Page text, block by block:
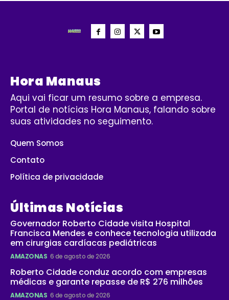
Hora Manaus
Aqui vai ficar um resumo sobre a empresa.
Portal de notícias Hora Manaus, falando sobre
suas atividades no seguimento.
Quem Somos
Contato
Política de privacidade
Últimas Notícias
Governador Roberto Cidade visita Hospital
Francisca Mendes e conhece tecnologia utilizada
em cirurgias cardíacas pediátricas
AMAZONAS 6 de agosto de 2026
Roberto Cidade conduz acordo com empresas
médicas e garante repasse de R$ 276 milhões
AMAZONAS 6 de agosto de 2026